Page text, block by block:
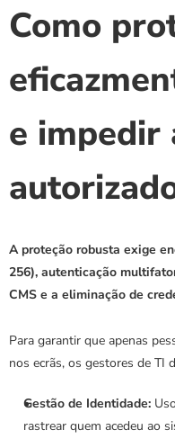
Como
e impedir
A proteção robusta exige
256), autenticação
CMS e a eliminação de
Para garantir que apenas
nos ecrãs, os gestores de TI
Gestão de Identidade:
rastrear quem acedeu ao